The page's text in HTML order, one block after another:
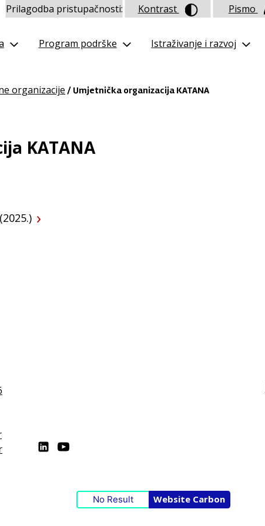
Program podrške Istraživanje i razvoj
organizacije/ Umjetnička organizacija KATANA
KATANA
No Result Website Carbon
Prilagodba pristupačnosti: Kontrast Pismo